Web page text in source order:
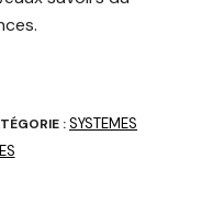
:SYSTEMES